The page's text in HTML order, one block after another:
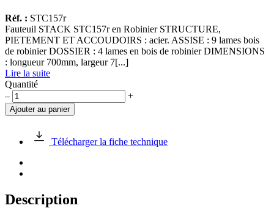
Réf. : STC157r
Fauteuil STACK STC157r en Robinier STRUCTURE,
PIETEMENT ET ACCOUDOIRS : acier. ASSISE : 9 lames bois
de robinier DOSSIER : 4 lames en bois de robinier DIMENSIONS
: longueur 700mm, largeur 7[...]
Lire la suite
Quantité
quantité
de
Fauteuil
STC157r
Robinier
– +
Ajouter au panier
Télécharger la fiche technique
Description